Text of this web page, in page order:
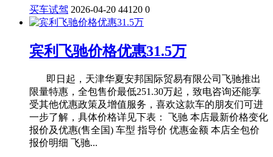
买车试驾 2026-04-20 44120 0
宾利飞驰价格优惠31.5万
即日起，天津华夏安邦国际贸易有限公司飞驰推出
限量特惠，全包售价最低251.30万起，致电咨询还能享
受其他优惠政策及增值服务，喜欢这款车的朋友们可进
一步了解，具体价格详见下表： 飞驰 本店最新价格变化
报价及优惠(售全国) 车型 指导价 优惠金额 本店全包价
报价明细 飞驰...